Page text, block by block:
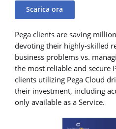
Scarica ora
Pega clients are saving
devoting their highly-skilled
business problems vs.
the most reliable and secure
clients utilizing Pega Cloud
their investment, including
only available as a Service.